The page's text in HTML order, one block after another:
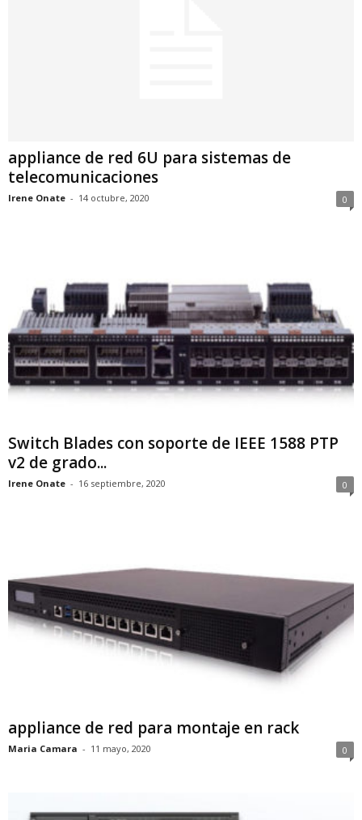
appliance de red 6U para sistemas de
telecomunicaciones
Irene Onate - 14 octubre, 2020 0
Switch Blades con soporte de IEEE 1588 PTP
v2 de grado...
Irene Onate - 16 septiembre, 2020 0
appliance de red para montaje en rack
Maria Camara - 11 mayo, 2020 0